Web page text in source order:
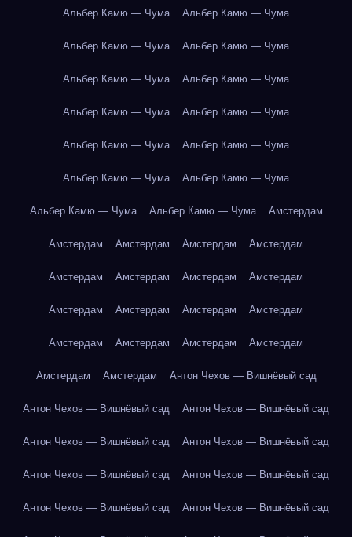
Альбер Камю — Чума Альбер Камю — Чума
Альбер Камю — Чума Альбер Камю — Чума
Альбер Камю — Чума Альбер Камю — Чума
Альбер Камю — Чума Альбер Камю — Чума
Альбер Камю — Чума Альбер Камю — Чума
Альбер Камю — Чума Альбер Камю — Чума
Альбер Камю — Чума Альбер Камю — Чума Амстердам
Амстердам Амстердам Амстердам Амстердам
Амстердам Амстердам Амстердам Амстердам
Амстердам Амстердам Амстердам Амстердам
Амстердам Амстердам Амстердам Амстердам
Амстердам Амстердам Антон Чехов — Вишнёвый сад
Антон Чехов — Вишнёвый сад Антон Чехов — Вишнёвый сад
Антон Чехов — Вишнёвый сад Антон Чехов — Вишнёвый сад
Антон Чехов — Вишнёвый сад Антон Чехов — Вишнёвый сад
Антон Чехов — Вишнёвый сад Антон Чехов — Вишнёвый сад